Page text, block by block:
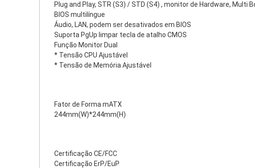
Plug and Play, STR (S3) / STD (S4) , monitor de Hardware, Multi
BIOS multilíngue
Áudio, LAN, podem ser desativados em BIOS
Suporta PgUp limpar tecla de atalho CMOS
Função Monitor Dual
* Tensão CPU Ajustável
* Tensão de Memória Ajustável
Fator de Forma mATX
244mm(W)*244mm(H)
Certificação CE/FCC
Certificação ErP/EuP